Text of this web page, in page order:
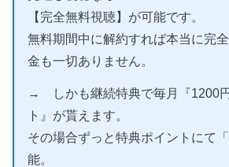
【完全無料視聴】が可能です。
無料期間中に解約すれば本当に完
金も一切ありません。
→ しかも継続特典で毎月『1200
ト』が貰えます。
その場合ずっと特典ポイントにて
能。